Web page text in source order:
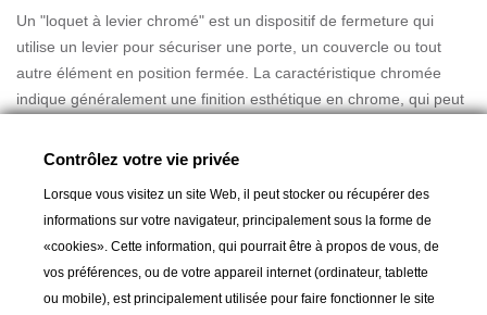
Un "loquet à levier chromé" est un dispositif de fermeture qui
utilise un levier pour sécuriser une porte, un couvercle ou tout
autre élément en position fermée. La caractéristique chromée
indique généralement une finition esthétique en chrome, qui peut
corrosion.
réaprovisionnement possible
Ajouter au panier
Contrôlez votre vie privée
Lorsque vous visitez un site Web, il peut stocker ou récupérer des
informations sur votre navigateur, principalement sous la forme de
«cookies». Cette information, qui pourrait être à propos de vous, de
vos préférences, ou de votre appareil internet (ordinateur, tablette
ou mobile), est principalement utilisée pour faire fonctionner le site